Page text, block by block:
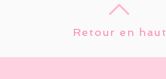
Retour en haut